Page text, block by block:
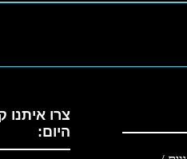
צרו
היום: